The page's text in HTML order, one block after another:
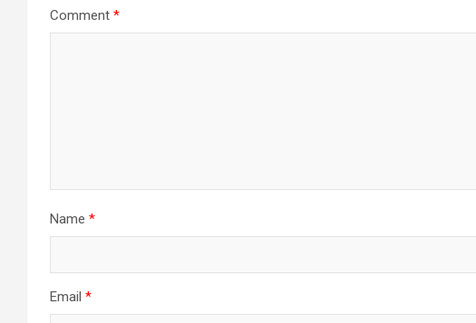
Comment *
Name *
Email *